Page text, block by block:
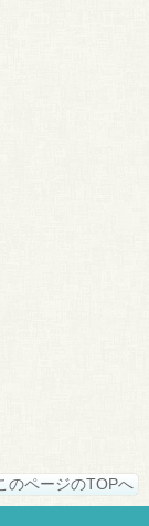
のページのTOPへ